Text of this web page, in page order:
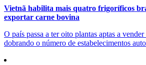
Vietnã habilita mais quatro frigoríficos
exportar carne bovina
O país passa a ter oito plantas aptas a
dobrando o número de estabelecimentos